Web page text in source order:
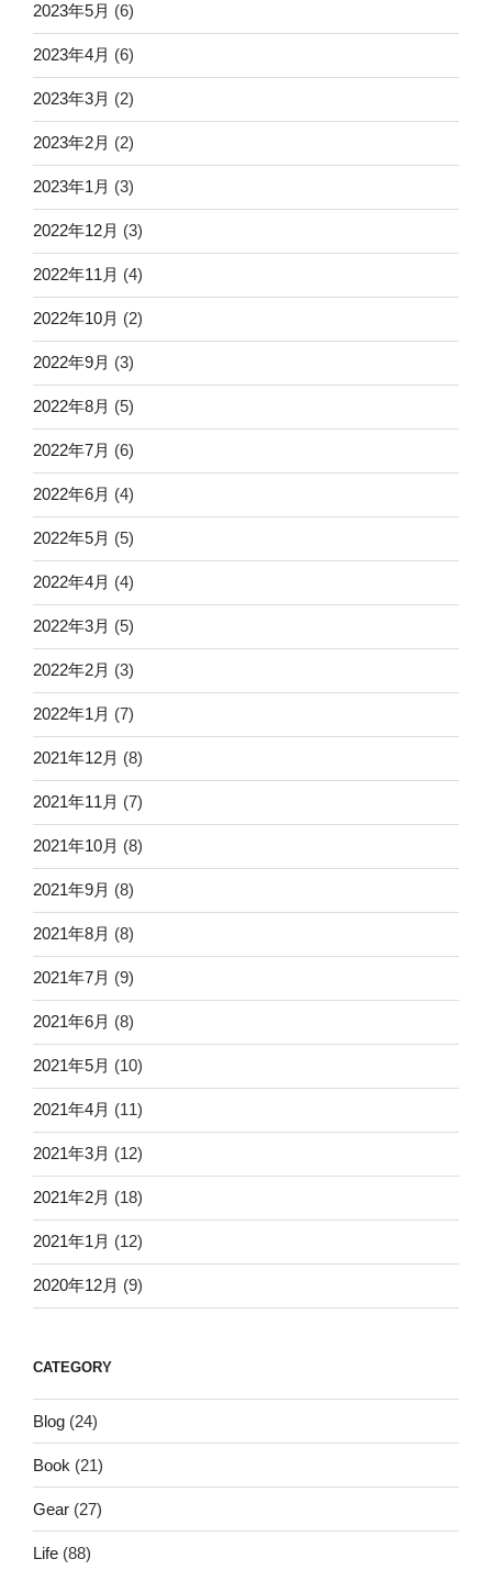
2023年5月 (6)
2023年4月 (6)
2023年3月 (2)
2023年2月 (2)
2023年1月 (3)
2022年12月 (3)
2022年11月 (4)
2022年10月 (2)
2022年9月 (3)
2022年8月 (5)
2022年7月 (6)
2022年6月 (4)
2022年5月 (5)
2022年4月 (4)
2022年3月 (5)
2022年2月 (3)
2022年1月 (7)
2021年12月 (8)
2021年11月 (7)
2021年10月 (8)
2021年9月 (8)
2021年8月 (8)
2021年7月 (9)
2021年6月 (8)
2021年5月 (10)
2021年4月 (11)
2021年3月 (12)
2021年2月 (18)
2021年1月 (12)
2020年12月 (9)
CATEGORY
Blog (24)
Book (21)
Gear (27)
Life (88)